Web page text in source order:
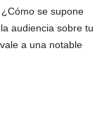
se supone
audiencia sobre tu
a una notable